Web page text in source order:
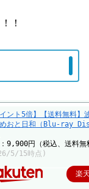
！
イント5倍】【送料無料】
おと日和（Blu-ray
9,900円（税込、送料
5/15時点)
楽